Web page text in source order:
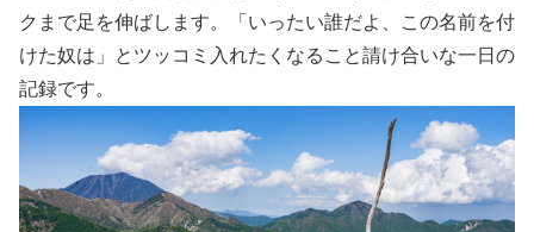
クまで足を伸ばします。「いったい誰だよ、この名前を付
けた奴は」とツッコミ入れたくなること請け合いな一日の
記録です。